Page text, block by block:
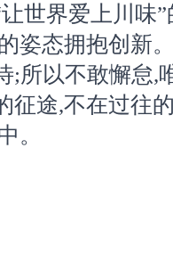
世界爱上川味
姿态拥抱创新
;所以不敢懈怠,
征途,不在过往
。